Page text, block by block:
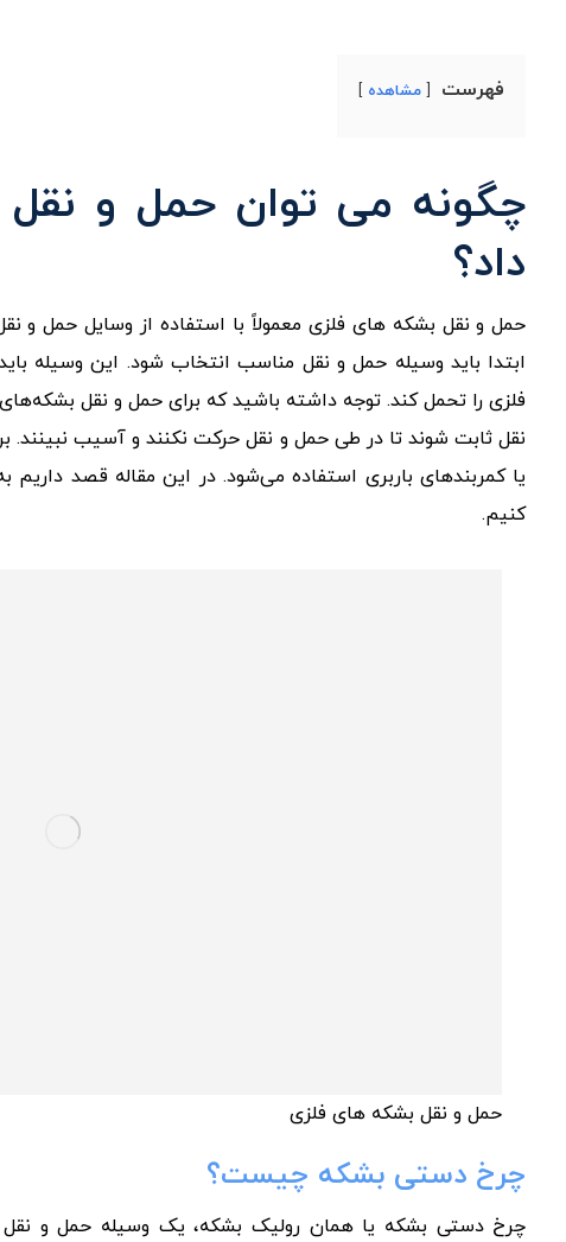
فهرست مشاهده
چگونه می توان حمل و نقل
داد؟
حمل و نقل بشکه‌ های فلزی معمولاً با استفاده از وسایل حمل
ابتدا باید وسیله حمل و نقل مناسب انتخاب شود. این وسیله
فلزی را تحمل کند. توجه داشته باشید که برای حمل و نقل
نقل ثابت شوند تا در طی حمل و نقل حرکت نکنند و آسیب نبینند.
یا کمربندهای باربری استفاده می‌شود. در این مقاله قصد داریم
کنیم.
حمل و نقل بشکه های فلزی
چرخ دستی بشکه چیست؟
چرخ دستی بشکه یا همان رولیک بشکه، یک وسیله حمل و نقل